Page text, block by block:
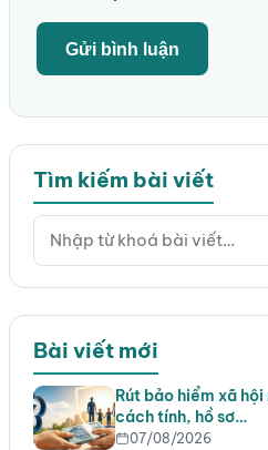
Tìm kiếm bài viết
Bài viết mới
Rút bảo hiểm xã
cách tính, hồ sơ…
07/08/2026